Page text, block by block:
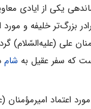
یکی از ایادی
بزرگ‌تر خلیفه و
(علیه‌السّلام)
که سفر عقیل به شام
اعتماد